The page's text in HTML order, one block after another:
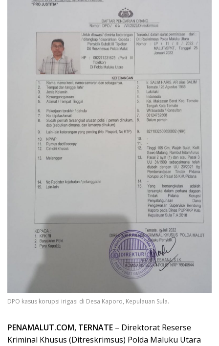
DPO kasus korupsi irigasi di Desa Kaporo, Kepulauan Sula.
PENAMALUT.COM, TERNATE – Direktorat Reserse
Kriminal Khusus (Ditreskrimsus) Polda Maluku Utara